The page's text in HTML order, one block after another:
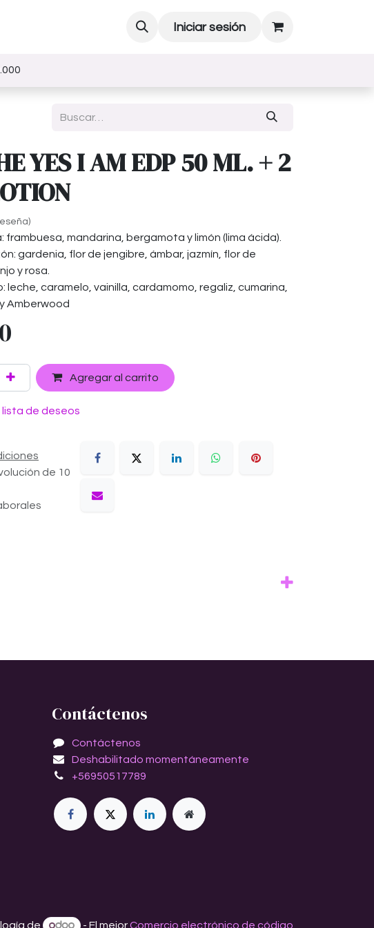
Iniciar sesión
YES I AM EDP 50 ML. + 2
frambuesa, mandarina, bergamota y limón (lima ácida).
gardenia, flor de jengibre, ámbar, jazmín, flor de
y rosa.
leche, caramelo, vainilla, cardamomo, regaliz, cumarina,
Amberwood
Agregar al carrito
lista de deseos
de 10
Contáctenos
Contáctenos
Deshabilitado momentáneamente
+56950517789
de - El mejorComercio electrónico de código